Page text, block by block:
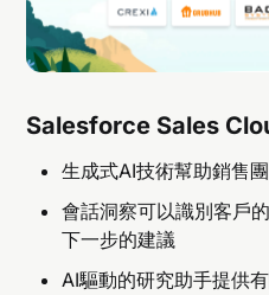
Salesforce Sales
生成式AI技術幫助銷售
會話洞察可以識別客戶
下一步的建議
AI驅動的研究助手提供